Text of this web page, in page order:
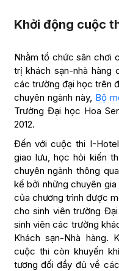
Khởi động cuộc
Nhằm tổ chức sân chơi
trị khách sạn-nhà hàng
các trường đại học trên
chuyên ngành này, Bộ
Trường Đại học Hoa
2012.
Đến với cuộc thi I-
giao lưu, học hỏi kiến
chuyên ngành thông
kế bởi những chuyên
của chương trình được
cho sinh viên trường
sinh viên các trường
Khách sạn-Nhà hàng.
cuộc thi còn khuyến
tương đối đầy đủ về